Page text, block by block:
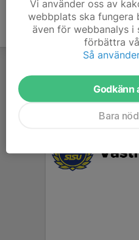
Vi använder oss av
webbplats ska fungera
även för webbanalys
förbättra
Så
Godkänn
Bara